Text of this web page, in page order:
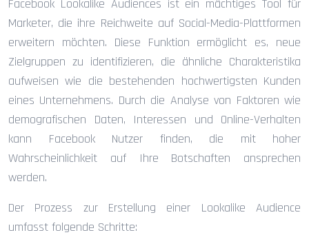
Facebook Lookalike Audiences ist ein mächtiges Tool für
Marketer, die ihre Reichweite auf Social-Media-Plattformen
erweitern möchten. Diese Funktion ermöglicht es, neue
Zielgruppen zu identifizieren, die ähnliche Charakteristika
aufweisen wie die bestehenden hochwertigsten Kunden
eines Unternehmens. Durch die Analyse von Faktoren wie
demografischen Daten, Interessen und Online-Verhalten
kann Facebook Nutzer finden, die mit hoher
Wahrscheinlichkeit auf Ihre Botschaften ansprechen
werden.
Der Prozess zur Erstellung einer Lookalike Audience
umfasst folgende Schritte: